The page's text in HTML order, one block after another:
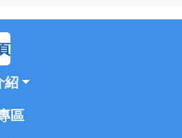
紹
區